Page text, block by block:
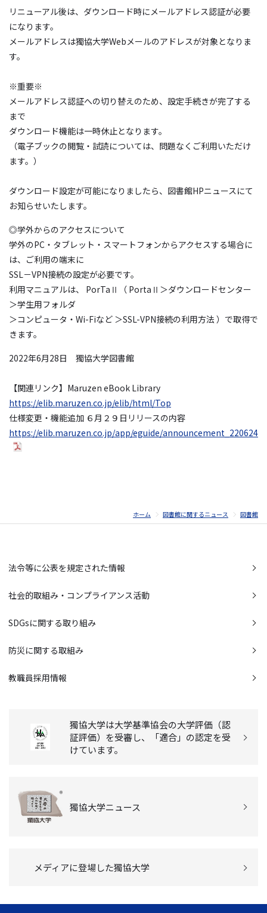
リニューアル後は、ダウンロード時にメールアドレス認証が必要
になります。
メールアドレスは獨協大学Webメールのアドレスが対象となりま
す。
※重要※
メールアドレス認証への切り替えのため、設定手続きが完了する
まで
ダウンロード機能は一時休止となります。
（電子ブックの閲覧・試読については、問題なくご利用いただけ
ます。）
ダウンロード設定が可能になりましたら、図書館HPニュースにて
お知らせいたします。
◎学外からのアクセスについて
学外のPC・タブレット・スマートフォンからアクセスする場合に
は、ご利用の端末に
SSL－VPN接続の設定が必要です。
利用マニュアルは、 PorTaⅡ（ PortaⅡ＞ダウンロードセンター
＞学生用フォルダ
＞コンピュータ・Wi-Fiなど ＞SSL-VPN接続の利用方法 ）で取得で
きます。
2022年6月28日 獨協大学図書館
【関連リンク】Maruzen eBook Library
https://elib.maruzen.co.jp/elib/html/Top
仕様変更・機能追加 ６月２９日リリースの内容
https://elib.maruzen.co.jp/app/eguide/
ホーム 図書館に関するニュース 図書館
法令等に公表を規定された情報
社会的取組み・コンプライアンス活動
SDGsに関する取り組み
防災に関する取組み
教職員採用情報
獨協大学は大学基準協会の大学評価（認
証評価）を受審し、「適合」の認定を受
けています。
獨協大学ニュース
メディアに登場した獨協大学